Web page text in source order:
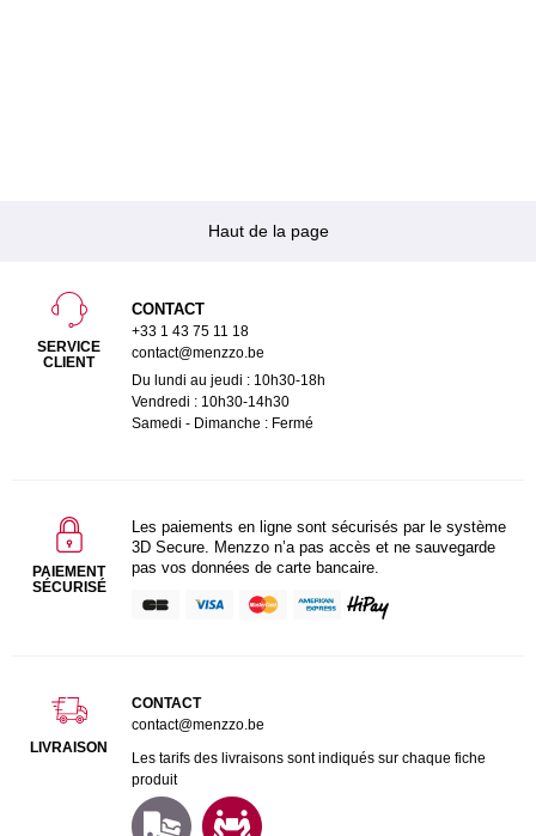
Haut de la page
SERVICE
CLIENT
CONTACT
+33 1 43 75 11 18
contact@menzzo.be
Du lundi au jeudi : 10h30-18h
Vendredi : 10h30-14h30
Samedi - Dimanche : Fermé
PAIEMENT
SÉCURISÉ
Les paiements en ligne sont sécurisés par le système
3D Secure. Menzzo n’a pas accès et ne sauvegarde
pas vos données de carte bancaire.
LIVRAISON
CONTACT
contact@menzzo.be
Les tarifs des livraisons sont indiqués sur chaque fiche
produit